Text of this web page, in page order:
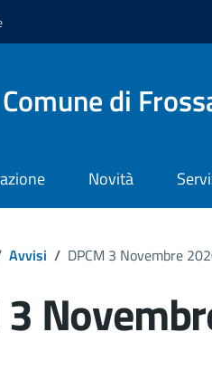
Comune di
Novità
Avvisi / DPCM 3 Novembre
3